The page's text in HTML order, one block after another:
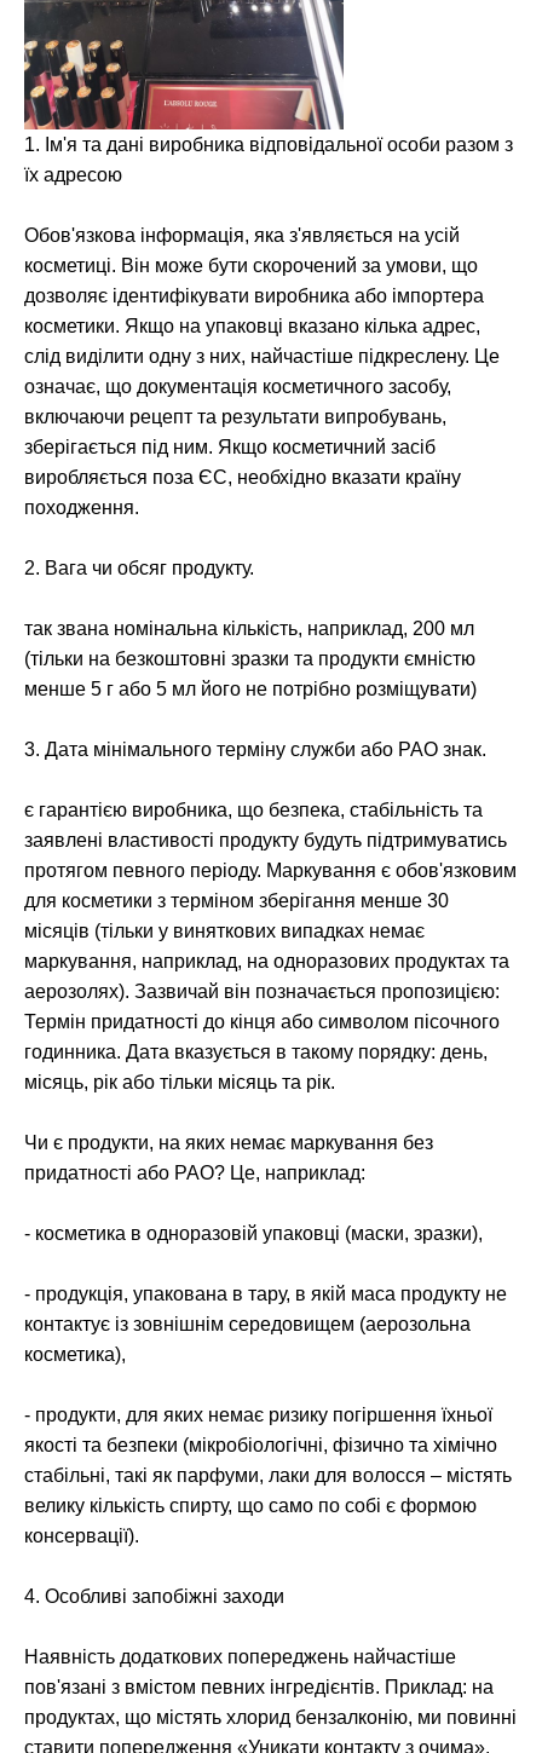
1. Ім'я та дані виробника відповідальної особи разом з
їх адресою
Обов'язкова інформація, яка з'являється на усій
косметиці. Він може бути скорочений за умови, що
дозволяє ідентифікувати виробника або імпортера
косметики. Якщо на упаковці вказано кілька адрес,
слід виділити одну з них, найчастіше підкреслену. Це
означає, що документація косметичного засобу,
включаючи рецепт та результати випробувань,
зберігається під ним. Якщо косметичний засіб
виробляється поза ЄС, необхідно вказати країну
походження.
2. Вага чи обсяг продукту.
так звана номінальна кількість, наприклад, 200 мл
(тільки на безкоштовні зразки та продукти ємністю
менше 5 г або 5 мл його не потрібно розміщувати)
3. Дата мінімального терміну служби або PAO знак.
є гарантією виробника, що безпека, стабільність та
заявлені властивості продукту будуть підтримуватись
протягом певного періоду. Маркування є обов'язковим
для косметики з терміном зберігання менше 30
місяців (тільки у виняткових випадках немає
маркування, наприклад, на одноразових продуктах та
аерозолях). Зазвичай він позначається пропозицією:
Термін придатності до кінця або символом пісочного
годинника. Дата вказується в такому порядку: день,
місяць, рік або тільки місяць та рік.
Чи є продукти, на яких немає маркування без
придатності або PAO? Це, наприклад:
- косметика в одноразовій упаковці (маски, зразки),
- продукція, упакована в тару, в якій маса продукту не
контактує із зовнішнім середовищем (аерозольна
косметика),
- продукти, для яких немає ризику погіршення їхньої
якості та безпеки (мікробіологічні, фізично та хімічно
стабільні, такі як парфуми, лаки для волосся – містять
велику кількість спирту, що само по собі є формою
консервації).
4. Особливі запобіжні заходи
Наявність додаткових попереджень найчастіше
пов'язані з вмістом певних інгредієнтів. Приклад: на
продуктах, що містять хлорид бензалконію, ми повинні
ставити попередження «Уникати контакту з очима».